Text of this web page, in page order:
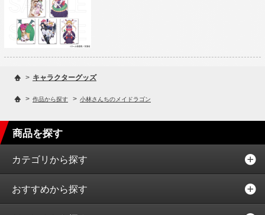
> キャラクターグッズ
> 作品から探す > 小林さんちのメイドラゴン
商品を探す
カテゴリから探す
おすすめから探す